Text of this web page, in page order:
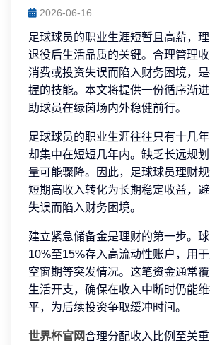
2026-06-16
足球球员的职业生涯短暂且高薪，
退役后生活品质的关键。合理管理
消费或投资失误而陷入财务困境，
握的技能。本文将提供一份循序渐
助球员在绿茵场内外稳健前行。
足球球员的职业生涯往往只有十几
却集中在短短几年内。缺乏长远规
量可能骤降。因此，足球球员理财
短期高收入转化为长期稳定收益，
失误而陷入财务困境。
建立紧急储备金是理财的第一步。
10%至15%存入高流动性账户，用
空窗期等突发情况。这笔资金通常
生活开支，确保在收入中断时仍能
平，为后续投资争取缓冲时间。
世界杯官网合理分配收入比例至关